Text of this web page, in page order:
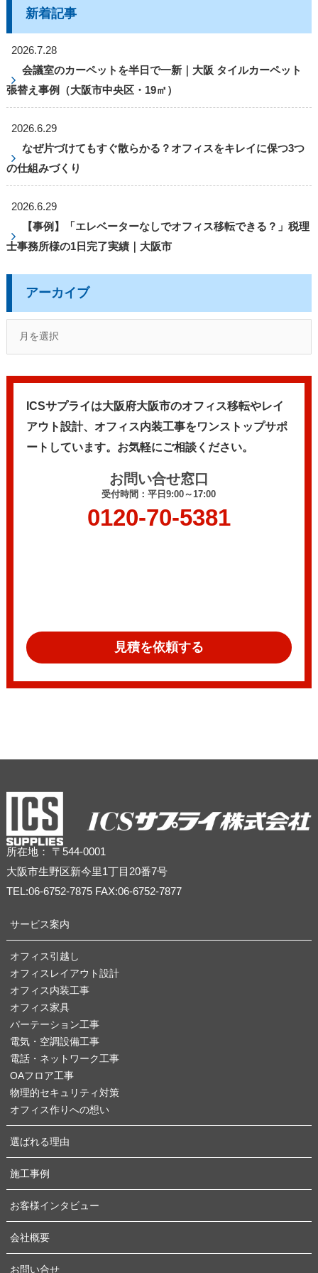
新着記事
2026.7.28
会議室のカーペットを半日で一新｜大阪 タイルカーペット
張替え事例（大阪市中央区・19㎡）
2026.6.29
なぜ片づけてもすぐ散らかる？オフィスをキレイに保つ3つ
の仕組みづくり
2026.6.29
【事例】「エレベーターなしでオフィス移転できる？」税理
士事務所様の1日完了実績｜大阪市
アーカイブ
ICSサプライは大阪府大阪市のオフィス移転やレイ
アウト設計、 オフィス内装工事をワンストップサポ
ートしています。 お気軽にご相談ください。
お問い合せ窓口
受付時間：平日9:00～17:00
0120-70-5381
見積を依頼する
所在地： 〒544-0001
大阪市生野区新今里1丁目20番7号
TEL:06-6752-7875 FAX:06-6752-7877
サービス案内
オフィス引越し
オフィスレイアウト設計
オフィス内装工事
オフィス家具
パーテーション工事
電気・空調設備工事
電話・ネットワーク工事
OAフロア工事
物理的セキュリティ対策
オフィス作りへの想い
選ばれる理由
施工事例
お客様インタビュー
会社概要
お問い合せ